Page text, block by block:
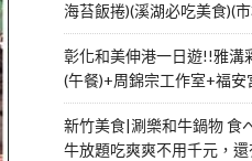
海苔飯捲)(溪湖必吃美食)(
彰化和美伸港一日遊!!雅溝
(午餐)+周錦宗工作室+福安
新竹美食|涮樂和牛鍋物 食
牛放題吃爽爽不用千元，